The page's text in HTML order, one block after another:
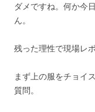
ダメですね。何か今
ん。
残った理性で現場レ
まず上の服をチョイ
質問。